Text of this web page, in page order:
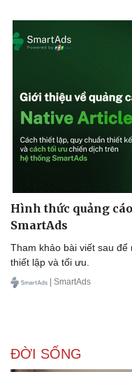
Từ cậu bé gốc Việt
ai?
rapper sở hữu hàng loạt
cái tên từng định hình văn
kỷ. Sự trở lại của anh
Tùng M-TP tiếp tục gây
Hình thức quảng